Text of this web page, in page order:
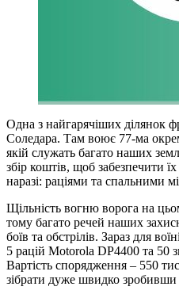
Одна з найгарячіших ділянок
Соледара. Там воює 77-ма
якій служать багато наших
збір коштів, щоб забезпечити
наразі: раціями та спальними
Щільність вогню ворога на
тому багато речей наших
боїв та обстрілів. Зараз для
5 рацій Motorola DP4400 та 50
Вартість спорядження – 550
зібрати дуже швидко зробивши